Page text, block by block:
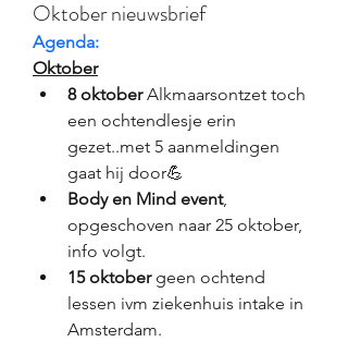
Oktober nieuwsbrief
Agenda:
Oktober
8 oktober Alkmaarsontzet toch
een ochtendlesje erin
gezet..met 5 aanmeldingen
gaat hij door💪
Body en Mind event,
opgeschoven naar 25 oktober,
info volgt.
15 oktober geen ochtend
lessen ivm ziekenhuis intake in
Amsterdam.